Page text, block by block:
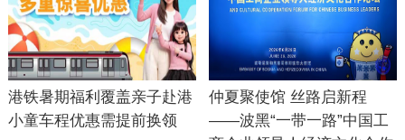
港铁暑期福利覆盖亲子赴港
小童车程优惠需提前换领
仲夏聚使馆 丝路启新程
——波黑“一带一路”中国工